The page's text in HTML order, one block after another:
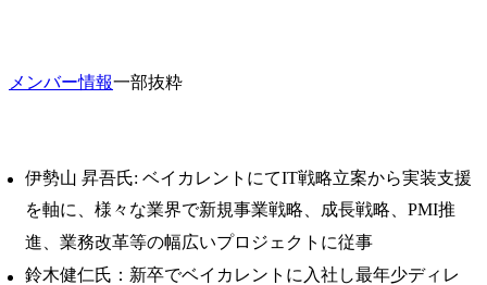
メンバー情報一部抜粋
伊勢山 昇吾氏: ベイカレントにてIT戦略立案から実装支援
を軸に、様々な業界で新規事業戦略、成長戦略、PMI推
進、業務改革等の幅広いプロジェクトに従事
鈴木健仁氏：新卒でベイカレントに入社し最年少ディレ